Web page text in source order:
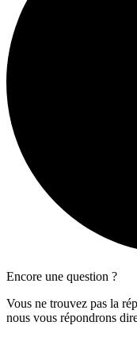
Encore une question ?
Vous ne trouvez pas la
nous vous répondrons